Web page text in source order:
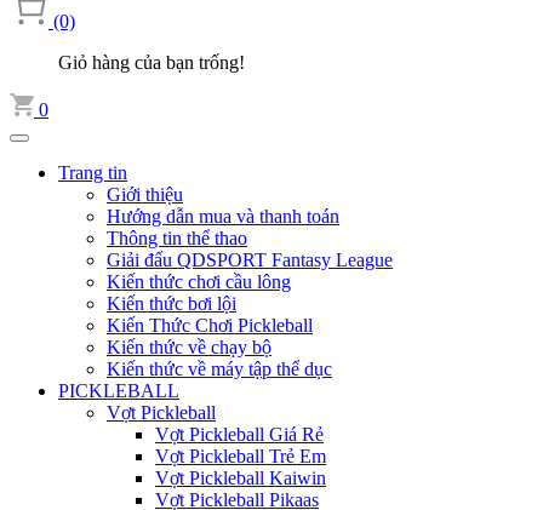
(0)
Giỏ hàng của bạn trống!
0
Trang tin
Giới thiệu
Hướng dẫn mua và thanh toán
Thông tin thể thao
Giải đấu QDSPORT Fantasy League
Kiến thức chơi cầu lông
Kiến thức bơi lội
Kiến Thức Chơi Pickleball
Kiến thức về chạy bộ
Kiến thức về máy tập thể dục
PICKLEBALL
Vợt Pickleball
Vợt Pickleball Giá Rẻ
Vợt Pickleball Trẻ Em
Vợt Pickleball Kaiwin
Vợt Pickleball Pikaas